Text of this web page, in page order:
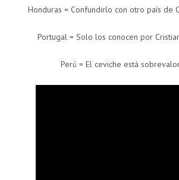
Honduras = Confundirlo con otro país de
Portugal = Solo los conocen por
Perú = El ceviche está